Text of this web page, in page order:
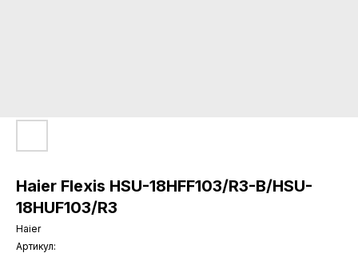
Haier Flexis HSU-18HFF103/R3-B/HSU-
18HUF103/R3
Haier
Артикул: